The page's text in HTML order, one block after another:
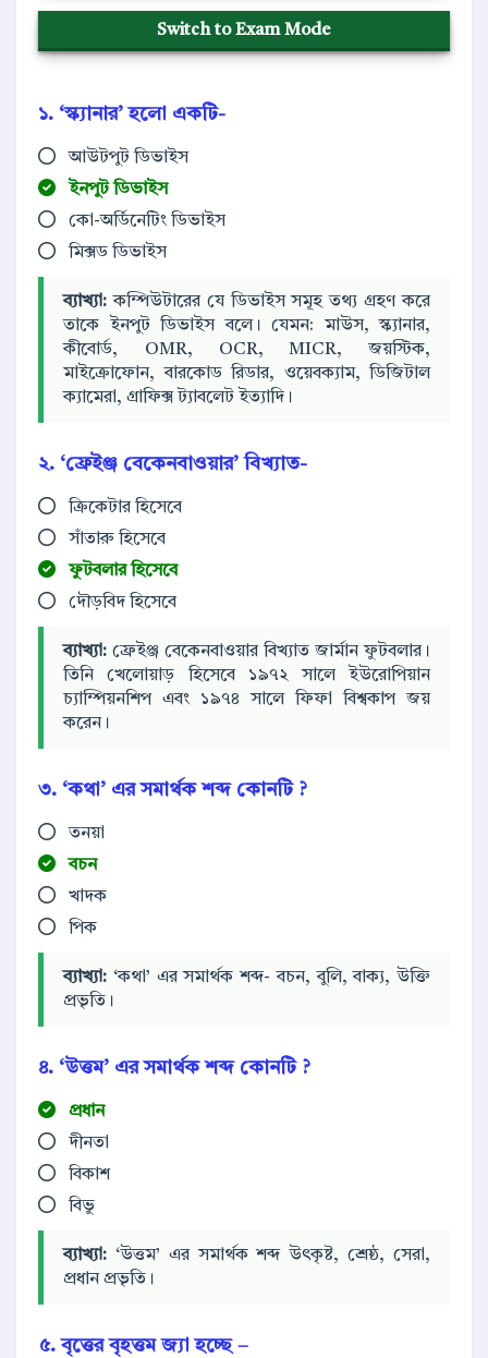
Switch to Exam Mode
১. ‘স্ক্যানার’ হলো একটি-
আউটপুট ডিভাইস
ইনপুট ডিভাইস
কো-অর্ডিনেটিং ডিভাইস
মিক্সড ডিভাইস
ব্যাখ্যা: কম্পিউটারের যে ডিভাইস সমূহ তথ্য গ্রহণ করে
তাকে ইনপুট ডিভাইস বলে। যেমন: মাউস, স্ক্যানার,
কীবোর্ড, OMR, OCR, MICR, জয়স্টিক,
মাইক্রোফোন, বারকোড রিডার, ওয়েবক্যাম, ডিজিটাল
ক্যামেরা, গ্রাফিক্স ট্যাবলেট ইত্যাদি।
২. ‘ফ্রেইঞ্জ বেকেনবাওয়ার’ বিখ্যাত-
ক্রিকেটার হিসেবে
সাঁতারু হিসেবে
ফুটবলার হিসেবে
দৌড়বিদ হিসেবে
ব্যাখ্যা: ফ্রেইঞ্জ বেকেনবাওয়ার বিখ্যাত জার্মান ফুটবলার।
তিনি খেলোয়াড় হিসেবে ১৯৭২ সালে ইউরোপিয়ান
চ্যাম্পিয়নশিপ এবং ১৯৭৪ সালে ফিফা বিশ্বকাপ জয়
করেন।
৩. ‘কথা’ এর সমার্থক শব্দ কোনটি ?
তনয়া
বচন
খাদক
পিক
ব্যাখ্যা: ‘কথা’ এর সমার্থক শব্দ- বচন, বুলি, বাক্য, উক্তি
প্রভৃতি।
৪. ‘উত্তম’ এর সমার্থক শব্দ কোনটি ?
প্রধান
দীনতা
বিকাশ
বিভু
ব্যাখ্যা: ‘উত্তম’ এর সমার্থক শব্দ উৎকৃষ্ট, শ্রেষ্ঠ, সেরা,
প্রধান প্রভৃতি।
৫. বৃত্তের বৃহত্তম জ্যা হচ্ছে –